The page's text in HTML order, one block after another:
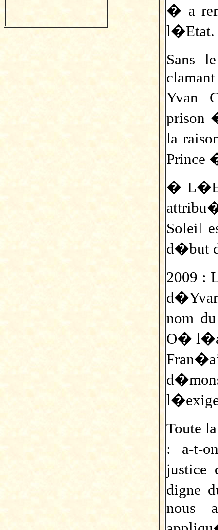
� a
l�Etat.
Sans
Yvan
prison
la
Prince
�
Soleil
d�but
2009 :
nom
O�
Toute
: a-t-
justice
digne
nous